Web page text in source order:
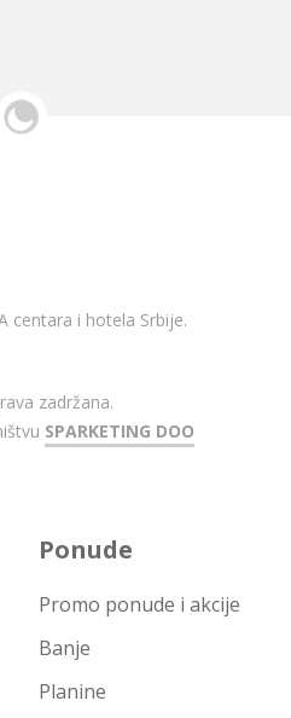
centara i hotela Srbije.
zadržana.
SPARKETING DOO
Ponude
Promo ponude i akcije
Banje
Planine